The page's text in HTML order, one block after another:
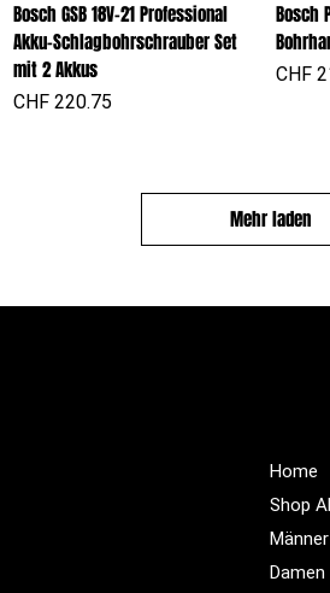
Bosch GSB 18V-21 Professional
Akku-Schlagbohrschrauber Set
mit 2 Akkus
Preis
CHF 220.75
Bosch
Preis
CHF
Mehr laden
Home
Shop
Männer
Damen